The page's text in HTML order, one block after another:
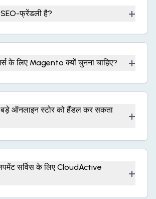
फ्रेंडली है? +
के लिए Magento क्यों चुनना चाहिए? +
ऑनलाइन स्टोर को हैंडल कर सकता
+
सर्विस के लिए CloudActive
+